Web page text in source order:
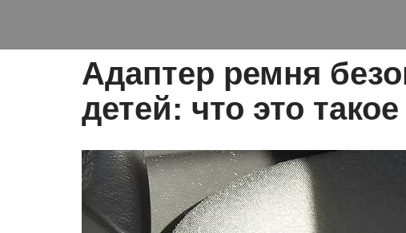
Адаптер ремня
детей: что это